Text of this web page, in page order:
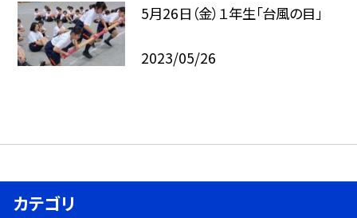
5月26日（金）１年生「台風の目」
2023/05/26
カテゴリ